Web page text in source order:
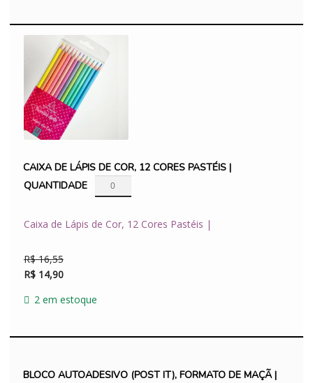
O
preço
original
O
preço
atual
CAIXA DE LÁPIS DE COR, 12 CORES PASTÉIS |
QUANTIDADE
Caixa de Lápis de Cor, 12 Cores Pastéis |
R$16,55
R$14,90
2 em estoque
BLOCO AUTOADESIVO (POST IT), FORMATO DE MAÇÃ |